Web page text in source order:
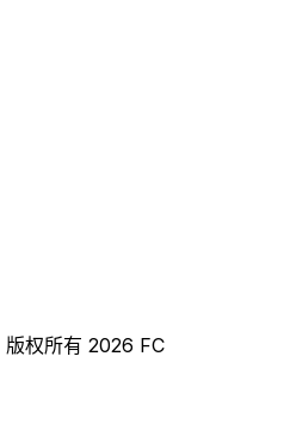
版权所有 2026 FC